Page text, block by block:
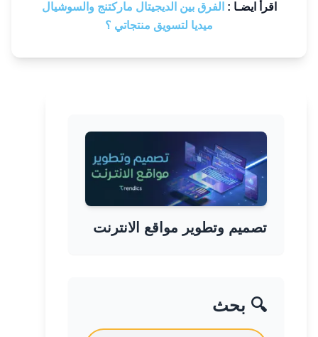
اقرأ ايضـا : الفرق بين الديجيتال ماركتنج والسوشيال
ميديا لتسويق منتجاتي ؟
تصميم وتطوير مواقع الانترنت
🔍 بحث